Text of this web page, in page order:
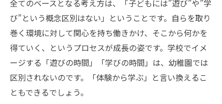
全てのベースとなる考え方は、「子どもには”遊び”や”学
び”という概念区別はない」ということです。自らを取り
巻く環境に対して関心を持ち働きかけ、そこから何かを
得ていく、というプロセスが成長の姿です。学校でイメ
ージする「遊びの時間」「学びの時間」は、幼稚園では
区別されないのです。「体験から学ぶ」と言い換えるこ
ともできるでしょう。